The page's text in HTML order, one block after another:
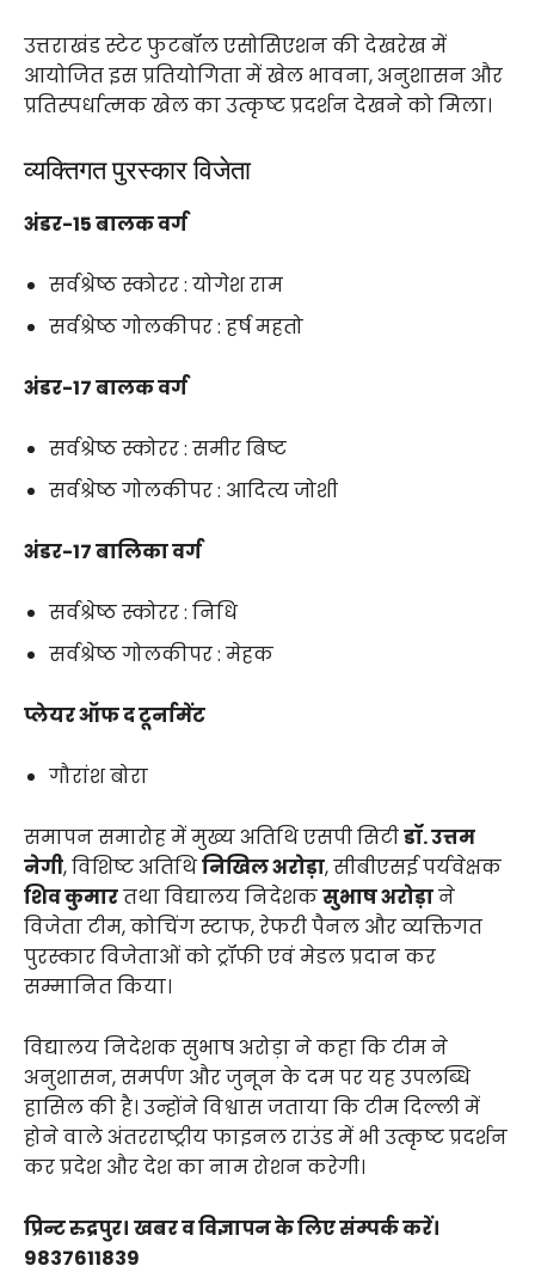
उत्तराखंड स्टेट फुटबॉल एसोसिएशन की देखरेख में
आयोजित इस प्रतियोगिता में खेल भावना, अनुशासन और
प्रतिस्पर्धात्मक खेल का उत्कृष्ट प्रदर्शन देखने को मिला।
व्यक्तिगत पुरस्कार विजेता
अंडर-15 बालक वर्ग
सर्वश्रेष्ठ स्कोरर : योगेश राम
सर्वश्रेष्ठ गोलकीपर : हर्ष महतो
अंडर-17 बालक वर्ग
सर्वश्रेष्ठ स्कोरर : समीर बिष्ट
सर्वश्रेष्ठ गोलकीपर : आदित्य जोशी
अंडर-17 बालिका वर्ग
सर्वश्रेष्ठ स्कोरर : निधि
सर्वश्रेष्ठ गोलकीपर : मेहक
प्लेयर ऑफ द टूर्नामेंट
गौरांश बोरा
समापन समारोह में मुख्य अतिथि एसपी सिटीडॉ. उत्तम
नेगी, विशिष्ट अतिथिनिखिल अरोड़ा, सीबीएसई पर्यवेक्षक
शिव कुमारतथा विद्यालय निदेशकसुभाष अरोड़ाने
विजेता टीम, कोचिंग स्टाफ, रेफरी पैनल और व्यक्तिगत
पुरस्कार विजेताओं को ट्रॉफी एवं मेडल प्रदान कर
सम्मानित किया।
विद्यालय निदेशक सुभाष अरोड़ा ने कहा कि टीम ने
अनुशासन, समर्पण और जुनून के दम पर यह उपलब्धि
हासिल की है। उन्होंने विश्वास जताया कि टीम दिल्ली में
होने वाले अंतरराष्ट्रीय फाइनल राउंड में भी उत्कृष्ट प्रदर्शन
कर प्रदेश और देश का नाम रोशन करेगी।
प्रिन्ट रुद्रपुर। खबर व विज्ञापन के लिए संम्पर्क करें।
9837611839